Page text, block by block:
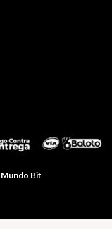
Mundo Bit